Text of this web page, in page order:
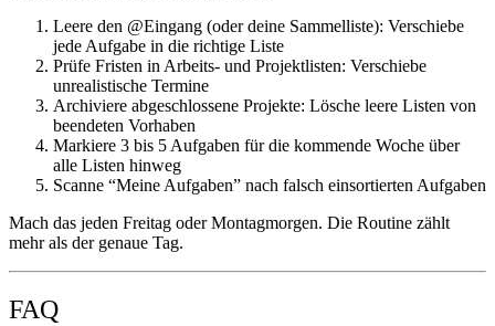
Leere den @Eingang (oder deine Sammelliste): Verschiebe
jede Aufgabe in die richtige Liste
Prüfe Fristen in Arbeits- und Projektlisten: Verschiebe
unrealistische Termine
Archiviere abgeschlossene Projekte: Lösche leere Listen von
beendeten Vorhaben
Markiere 3 bis 5 Aufgaben für die kommende Woche über
alle Listen hinweg
Scanne “Meine Aufgaben” nach falsch einsortierten Aufgaben
Mach das jeden Freitag oder Montagmorgen. Die Routine zählt
mehr als der genaue Tag.
FAQ